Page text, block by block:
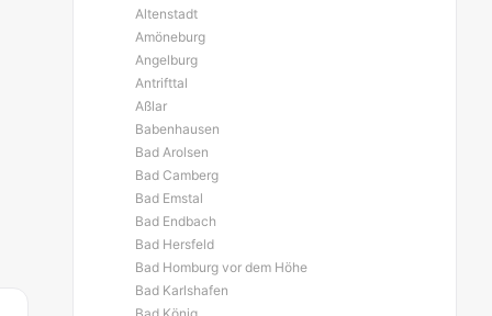
Altenstadt
Amöneburg
Angelburg
Antrifttal
Aßlar
Babenhausen
Bad Arolsen
Bad Camberg
Bad Emstal
Bad Endbach
Bad Hersfeld
Bad Homburg vor dem Höhe
Bad Karlshafen